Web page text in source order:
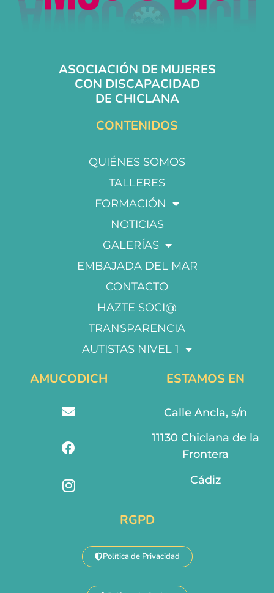
ASOCIACIÓN DE MUJERES
CON DISCAPACIDAD
DE CHICLANA
CONTENIDOS
QUIÉNES SOMOS
TALLERES
FORMACIÓN
NOTICIAS
GALERÍAS
EMBAJADA DEL MAR
CONTACTO
HAZTE SOCI@
TRANSPARENCIA
AUTISTAS NIVEL 1
AMUCODICH ESTAMOS EN
Calle Ancla, s/n
11130 Chiclana de la
Frontera
Cádiz
RGPD
Política de Privacidad